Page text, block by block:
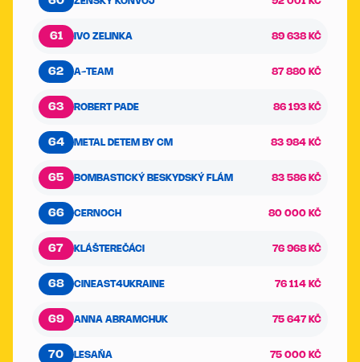
61 IVO ZELINKA 89 638 KČ
62 A-TEAM 87 880 KČ
63 ROBERT PADE 86 193 KČ
64 METAL DETEM BY CM 83 984 KČ
65 BOMBASTICKÝ BESKYDSKÝ FLÁM 83 586 KČ
66 CERNOCH 80 000 KČ
67 KLÁŠTEREČÁCI 76 968 KČ
68 CINEAST4UKRAINE 76 114 KČ
69 ANNA ABRAMCHUK 75 647 KČ
70 LESAŇA 75 000 KČ